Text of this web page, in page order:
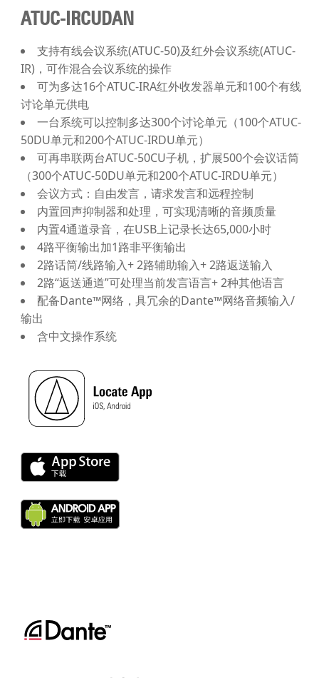
ATUC-IRCUDAN
支持有线会议系统(ATUC-50)及红外会议系统(ATUC-
IR)，可作混合会议系统的操作
可为多达16个ATUC-IRA红外收发器单元和100个有线
讨论单元供电
一台系统可以控制多达300个讨论单元（100个ATUC-
50DU单元和200个ATUC-IRDU单元）
可再串联两台ATUC-50CU子机，扩展500个会议话筒
（300个ATUC-50DU单元和200个ATUC-IRDU单元）
会议方式：自由发言，请求发言和远程控制
内置回声抑制器和处理，可实现清晰的音频质量
内置4通道录音，在USB上记录长达65,000小时
4路平衡输出加1路非平衡输出
2路话筒/线路输入+ 2路辅助输入+ 2路返送输入
2路“返送通道”可处理当前发言语言+ 2种其他语言
配备Dante™网络，具冗余的Dante™网络音频输入/
输出
含中文操作系统